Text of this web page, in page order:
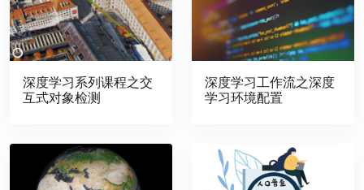
深度学习系列课程之交
互式对象检测
深度学习工作流之深度
学习环境配置